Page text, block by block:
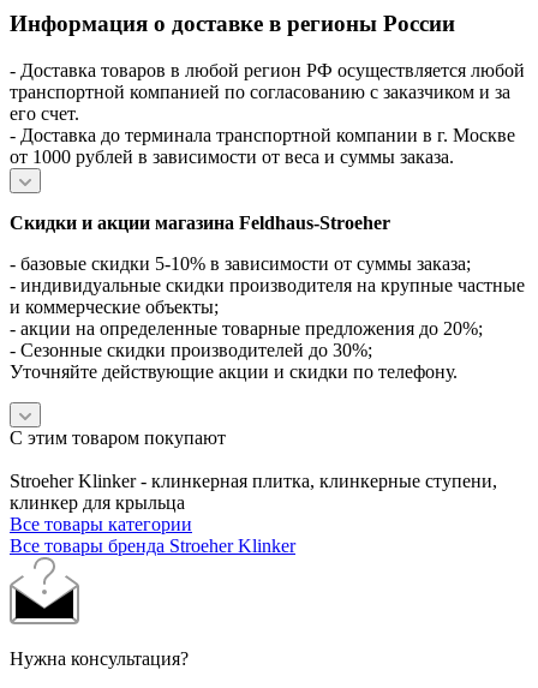
Информация о доставке в регионы России
- Доставка товаров в любой регион РФ осуществляется любой
транспортной компанией по согласованию с заказчиком и за
его счет.
- Доставка до терминала транспортной компании в г. Москве
от 1000 рублей в зависимости от веса и суммы заказа.
Скидки и акции магазина Feldhaus-Stroeher
- базовые скидки 5-10% в зависимости от суммы заказа;
- индивидуальные скидки производителя на крупные частные
и коммерческие объекты;
- акции на определенные товарные предложения до 20%;
- Сезонные скидки производителей до 30%;
Уточняйте действующие акции и скидки по телефону.
С этим товаром покупают
Stroeher Klinker - клинкерная плитка, клинкерные ступени,
клинкер для крыльца
Все товары категории
Все товары бренда Stroeher Klinker
Нужна консультация?